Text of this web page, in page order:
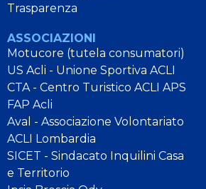
Trasparenza
ASSOCIAZIONI
Motucore (tutela consumatori)
US Acli - Unione Sportiva ACLI
CTA - Centro Turistico ACLI APS
FAP Acli
Aval - Associazione Volontariato
ACLI Lombardia
SICET - Sindacato Inquilini Casa
e Territorio